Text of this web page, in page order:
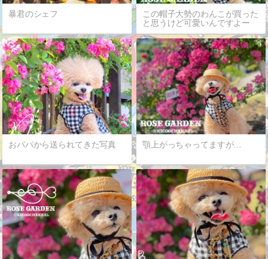
暴君のシェフ
この帽子大勢のわんこが買った
と思うけど可愛いんですよー
おパパから送られてきた写真 顎上がっちゃってますが…